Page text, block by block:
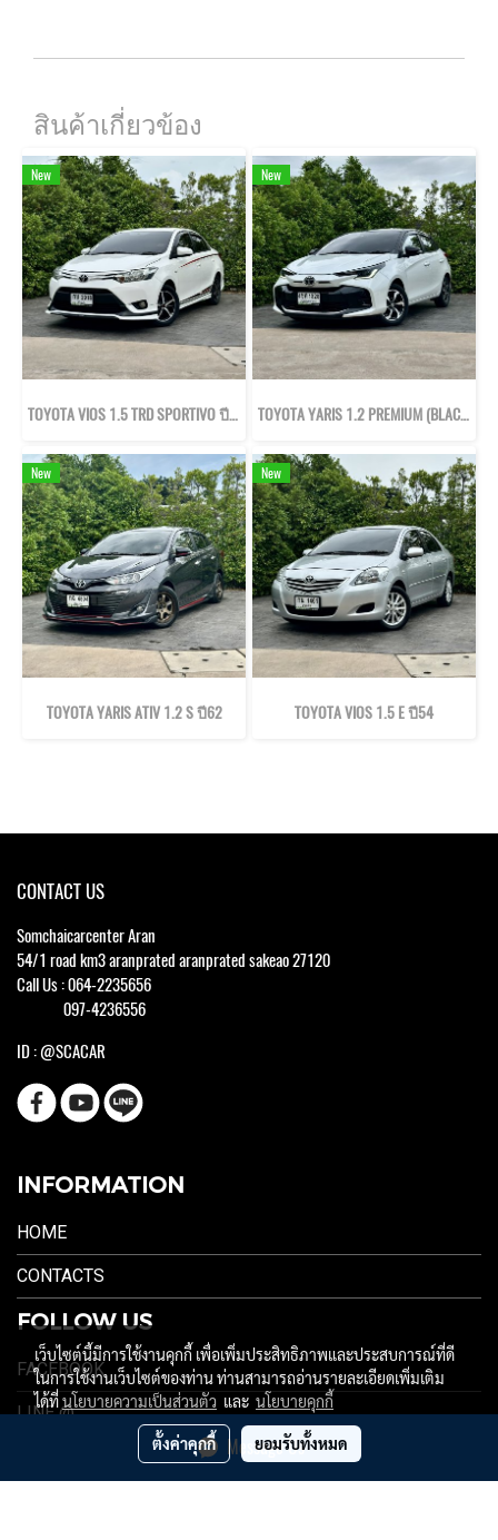
Message Us
สินค้าเกี่ยวข้อง
New
TOYOTA VIOS 1.5 TRD SPORTIVO ปี57
New
TOYOTA YARIS 1.2 PREMIUM (BLACK ROOF) ปี66
New
TOYOTA YARIS ATIV 1.2 S ปี62
New
TOYOTA VIOS 1.5 E ปี54
CONTACT US
Somchaicarcenter Aran
54/1 road km3 aranprated aranprated sakeao 27120
Call Us : 064-2235656
097-4236556
ID : @SCACAR
INFORMATION
HOME
CONTACTS
FOLLOW US
FACEBOOK
LINE @
เว็บไซต์นี้มีการใช้งานคุกกี้ เพื่อเพิ่มประสิทธิภาพและประสบการณ์ที่ดี
ในการใช้งานเว็บไซต์ของท่าน ท่านสามารถอ่านรายละเอียดเพิ่มเติม
ได้ที่นโยบายความเป็นส่วนตัว และ นโยบายคุกกี้
ตั้งค่าคุกกี้ ยอมรับทั้งหมด